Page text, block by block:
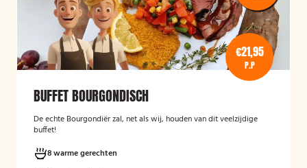
€21,95
P.P
BUFFET BOURGONDISCH
De echte Bourgondiër zal, net als wij, houden van dit veelzijdige
buffet!
8 warme gerechten